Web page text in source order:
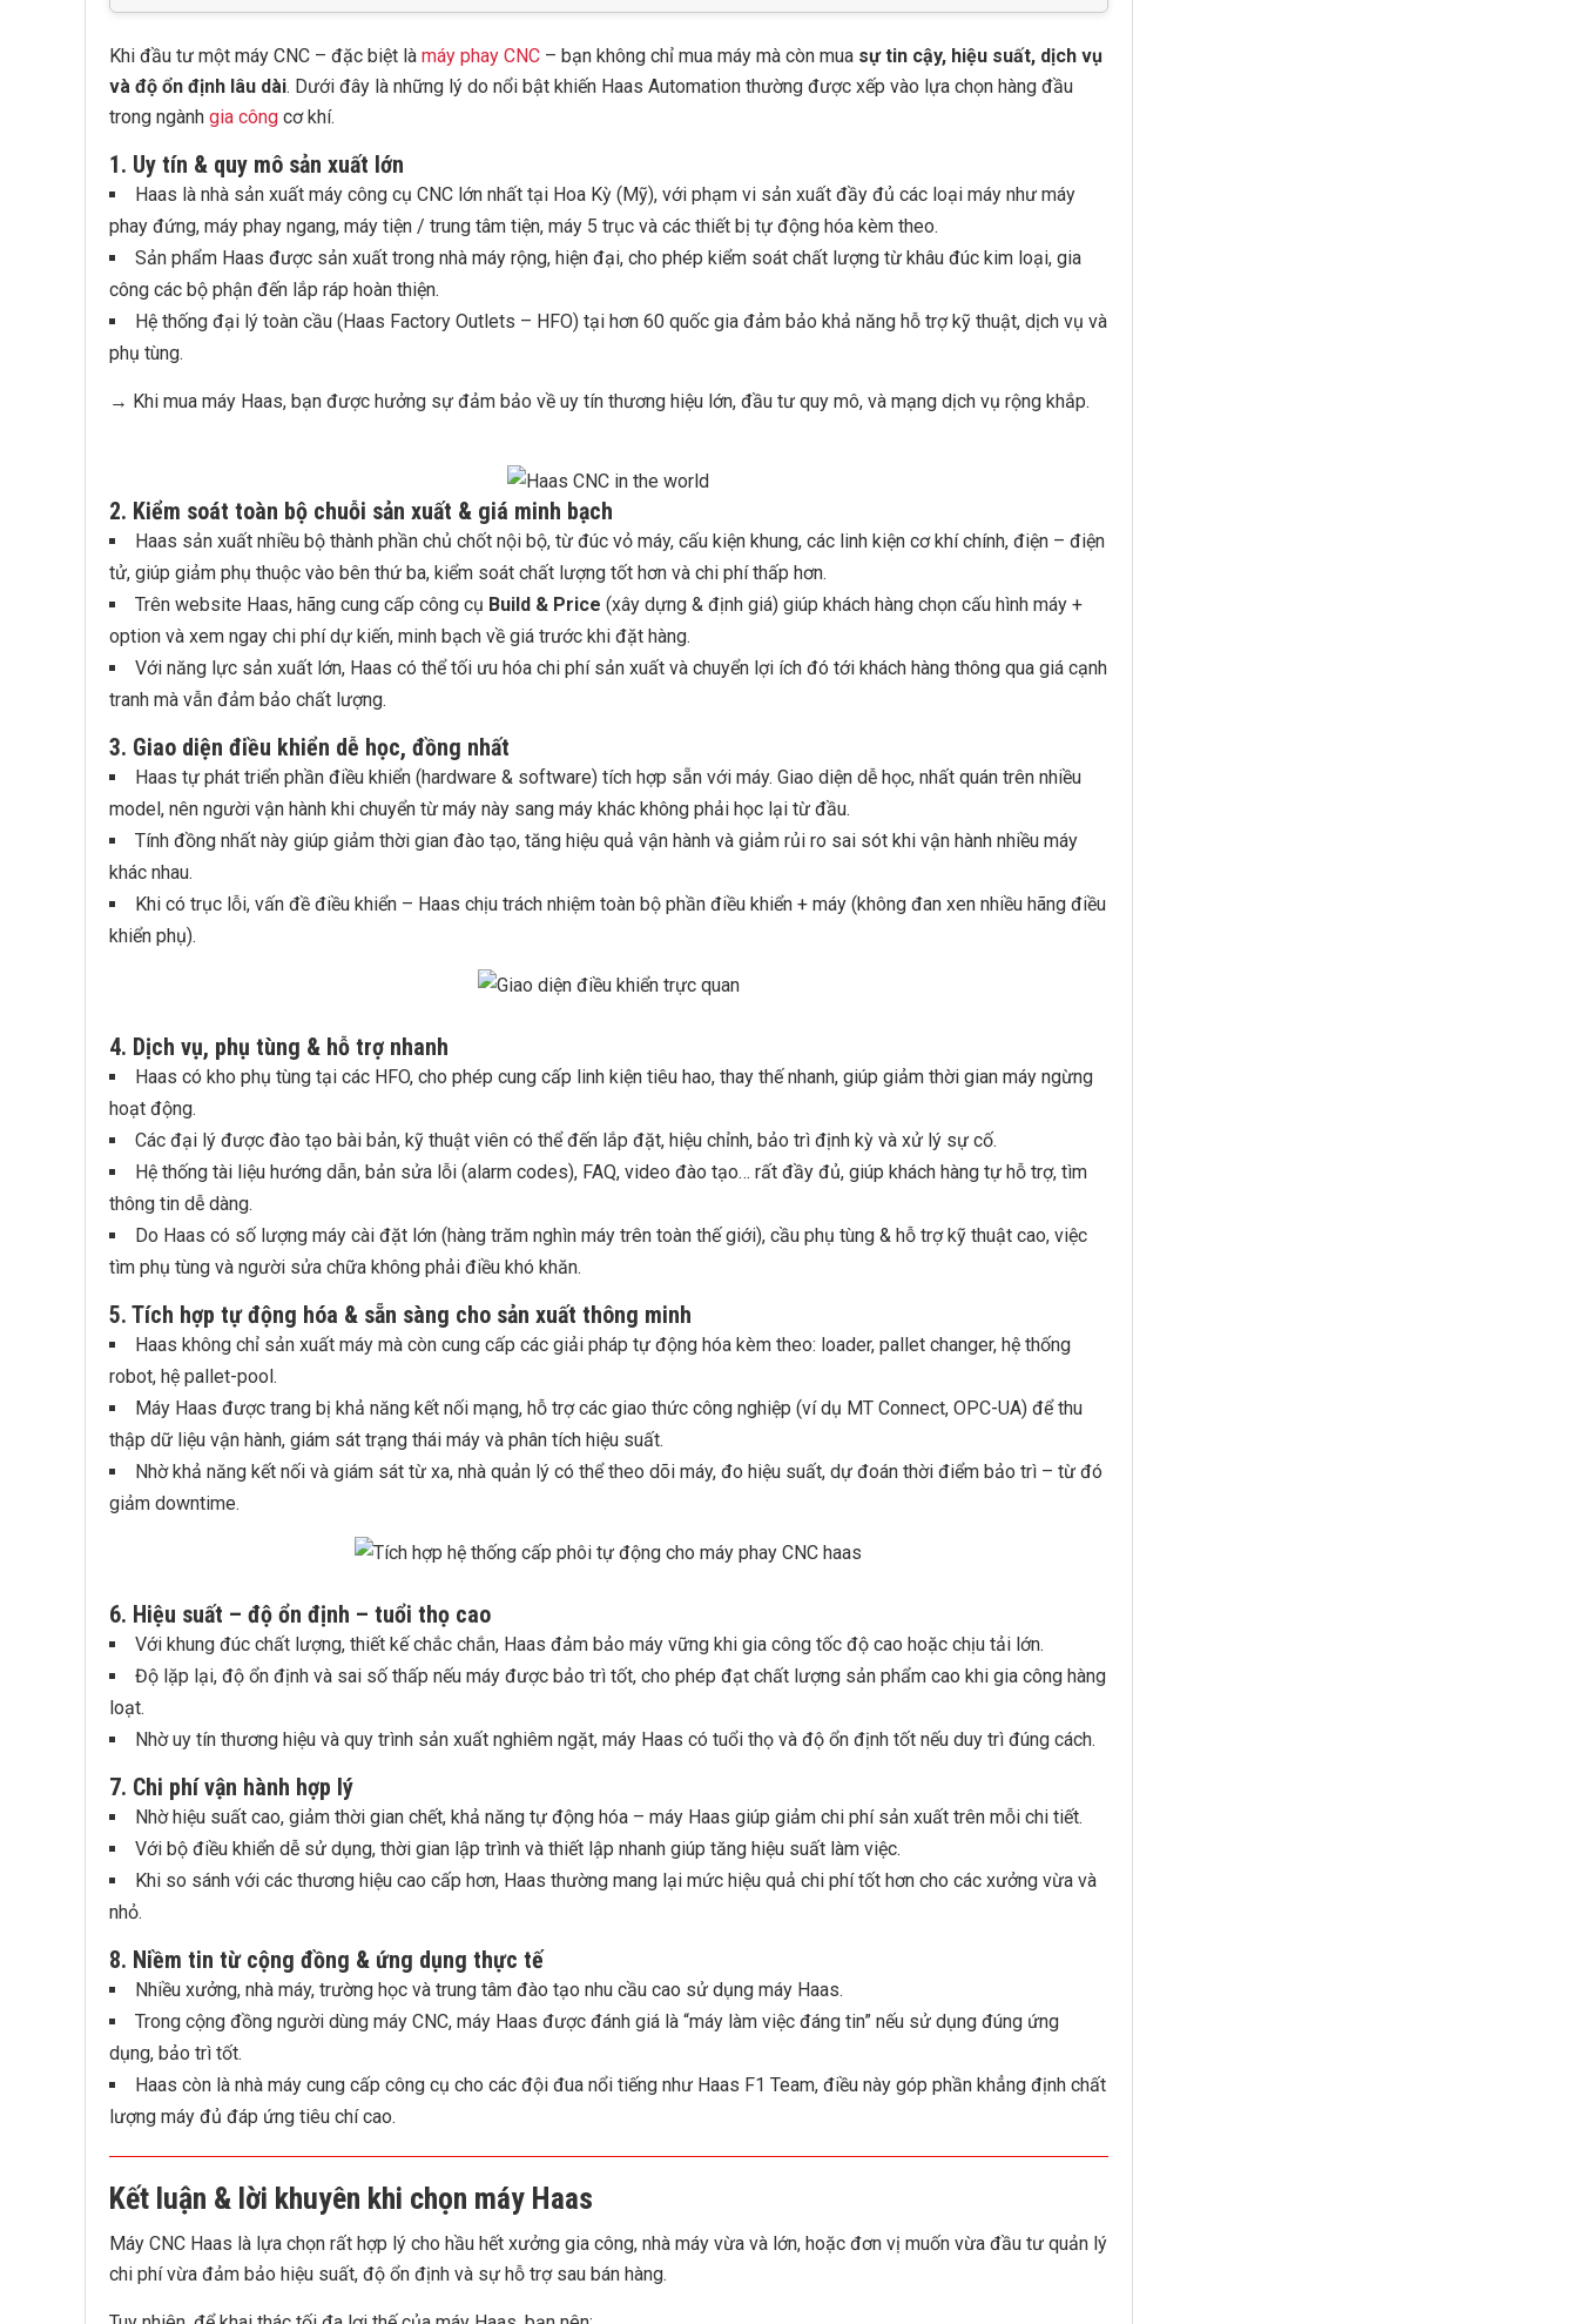
Khi đầu tư một máy CNC – đặc biệt là máy phay CNC – bạn không chỉ mua máy mà còn mua sự tin cậy, hiệu suất, dịch vụ
và độ ổn định lâu dài. Dưới đây là những lý do nổi bật khiến Haas Automation thường được xếp vào lựa chọn hàng đầu
trong ngành gia công cơ khí.
1. Uy tín & quy mô sản xuất lớn
Haas là nhà sản xuất máy công cụ CNC lớn nhất tại Hoa Kỳ (Mỹ), với phạm vi sản xuất đầy đủ các loại máy như máy
phay đứng, máy phay ngang, máy tiện / trung tâm tiện, máy 5 trục và các thiết bị tự động hóa kèm theo.
Sản phẩm Haas được sản xuất trong nhà máy rộng, hiện đại, cho phép kiểm soát chất lượng từ khâu đúc kim loại, gia
công các bộ phận đến lắp ráp hoàn thiện.
Hệ thống đại lý toàn cầu (Haas Factory Outlets – HFO) tại hơn 60 quốc gia đảm bảo khả năng hỗ trợ kỹ thuật, dịch vụ và
phụ tùng.
→ Khi mua máy Haas, bạn được hưởng sự đảm bảo về uy tín thương hiệu lớn, đầu tư quy mô, và mạng dịch vụ rộng khắp.
2. Kiểm soát toàn bộ chuỗi sản xuất & giá minh bạch
Haas sản xuất nhiều bộ thành phần chủ chốt nội bộ, từ đúc vỏ máy, cấu kiện khung, các linh kiện cơ khí chính, điện – điện
tử, giúp giảm phụ thuộc vào bên thứ ba, kiểm soát chất lượng tốt hơn và chi phí thấp hơn.
Trên website Haas, hãng cung cấp công cụ Build & Price (xây dựng & định giá) giúp khách hàng chọn cấu hình máy +
option và xem ngay chi phí dự kiến, minh bạch về giá trước khi đặt hàng.
Với năng lực sản xuất lớn, Haas có thể tối ưu hóa chi phí sản xuất và chuyển lợi ích đó tới khách hàng thông qua giá cạnh
tranh mà vẫn đảm bảo chất lượng.
3. Giao diện điều khiển dễ học, đồng nhất
Haas tự phát triển phần điều khiển (hardware & software) tích hợp sẵn với máy. Giao diện dễ học, nhất quán trên nhiều
model, nên người vận hành khi chuyển từ máy này sang máy khác không phải học lại từ đầu.
Tính đồng nhất này giúp giảm thời gian đào tạo, tăng hiệu quả vận hành và giảm rủi ro sai sót khi vận hành nhiều máy
khác nhau.
Khi có trục lỗi, vấn đề điều khiển – Haas chịu trách nhiệm toàn bộ phần điều khiển + máy (không đan xen nhiều hãng điều
khiển phụ).
4. Dịch vụ, phụ tùng & hỗ trợ nhanh
Haas có kho phụ tùng tại các HFO, cho phép cung cấp linh kiện tiêu hao, thay thế nhanh, giúp giảm thời gian máy ngừng
hoạt động.
Các đại lý được đào tạo bài bản, kỹ thuật viên có thể đến lắp đặt, hiệu chỉnh, bảo trì định kỳ và xử lý sự cố.
Hệ thống tài liệu hướng dẫn, bản sửa lỗi (alarm codes), FAQ, video đào tạo… rất đầy đủ, giúp khách hàng tự hỗ trợ, tìm
thông tin dễ dàng.
Do Haas có số lượng máy cài đặt lớn (hàng trăm nghìn máy trên toàn thế giới), cầu phụ tùng & hỗ trợ kỹ thuật cao, việc
tìm phụ tùng và người sửa chữa không phải điều khó khăn.
5. Tích hợp tự động hóa & sẵn sàng cho sản xuất thông minh
Haas không chỉ sản xuất máy mà còn cung cấp các giải pháp tự động hóa kèm theo: loader, pallet changer, hệ thống
robot, hệ pallet-pool.
Máy Haas được trang bị khả năng kết nối mạng, hỗ trợ các giao thức công nghiệp (ví dụ MT Connect, OPC-UA) để thu
thập dữ liệu vận hành, giám sát trạng thái máy và phân tích hiệu suất.
Nhờ khả năng kết nối và giám sát từ xa, nhà quản lý có thể theo dõi máy, đo hiệu suất, dự đoán thời điểm bảo trì – từ đó
giảm downtime.
6. Hiệu suất – độ ổn định – tuổi thọ cao
Với khung đúc chất lượng, thiết kế chắc chắn, Haas đảm bảo máy vững khi gia công tốc độ cao hoặc chịu tải lớn.
Độ lặp lại, độ ổn định và sai số thấp nếu máy được bảo trì tốt, cho phép đạt chất lượng sản phẩm cao khi gia công hàng
loạt.
Nhờ uy tín thương hiệu và quy trình sản xuất nghiêm ngặt, máy Haas có tuổi thọ và độ ổn định tốt nếu duy trì đúng cách.
7. Chi phí vận hành hợp lý
Nhờ hiệu suất cao, giảm thời gian chết, khả năng tự động hóa – máy Haas giúp giảm chi phí sản xuất trên mỗi chi tiết.
Với bộ điều khiển dễ sử dụng, thời gian lập trình và thiết lập nhanh giúp tăng hiệu suất làm việc.
Khi so sánh với các thương hiệu cao cấp hơn, Haas thường mang lại mức hiệu quả chi phí tốt hơn cho các xưởng vừa và
nhỏ.
8. Niềm tin từ cộng đồng & ứng dụng thực tế
Nhiều xưởng, nhà máy, trường học và trung tâm đào tạo nhu cầu cao sử dụng máy Haas.
Trong cộng đồng người dùng máy CNC, máy Haas được đánh giá là “máy làm việc đáng tin” nếu sử dụng đúng ứng
dụng, bảo trì tốt.
Haas còn là nhà máy cung cấp công cụ cho các đội đua nổi tiếng như Haas F1 Team, điều này góp phần khẳng định chất
lượng máy đủ đáp ứng tiêu chí cao.
Kết luận & lời khuyên khi chọn máy Haas
Máy CNC Haas là lựa chọn rất hợp lý cho hầu hết xưởng gia công, nhà máy vừa và lớn, hoặc đơn vị muốn vừa đầu tư quản lý
chi phí vừa đảm bảo hiệu suất, độ ổn định và sự hỗ trợ sau bán hàng.